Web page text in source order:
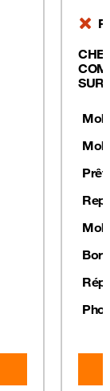
SUR